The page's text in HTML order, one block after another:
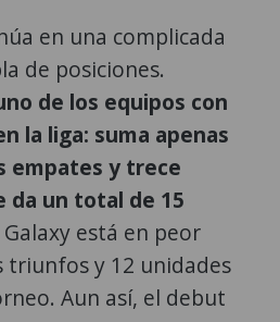
en una complicada
de posiciones.
de los equipos con
la liga: suma apenas
empates y trece
da un total de 15
Galaxy está en peor
triunfos y 12 unidades
Aun así, el debut